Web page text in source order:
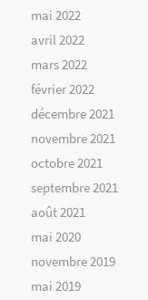
mai 2022
avril 2022
mars 2022
février 2022
décembre 2021
novembre 2021
octobre 2021
septembre 2021
août 2021
mai 2020
novembre 2019
mai 2019